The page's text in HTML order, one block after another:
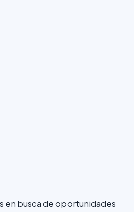
en busca de oportunidades